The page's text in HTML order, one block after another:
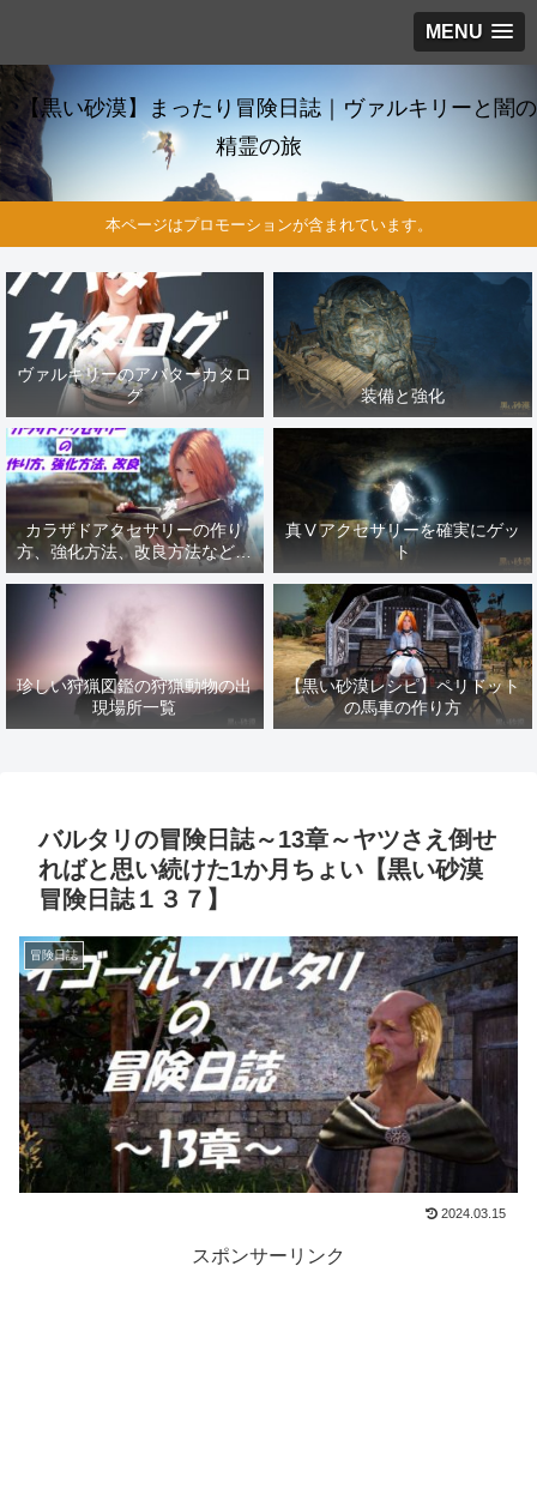
MENU
【黒い砂漠】まったり冒険日誌｜ヴァルキリーと闇の
精霊の旅
本ページはプロモーションが含まれています。
ヴァルキリーのアバターカタロ
グ
装備と強化
カラザドアクセサリーの作り
方、強化方法、改良方法などま
とめ【黒い砂漠冒険日誌１４１
真Ⅴアクセサリーを確実にゲッ
ト
珍しい狩猟図鑑の狩猟動物の出
現場所一覧
【黒い砂漠レシピ】ペリドット
の馬車の作り方
バルタリの冒険日誌～13章～ヤツさえ倒せ
ればと思い続けた1か月ちょい【黒い砂漠
冒険日誌１３７】
冒険日誌
2024.03.15
スポンサーリンク